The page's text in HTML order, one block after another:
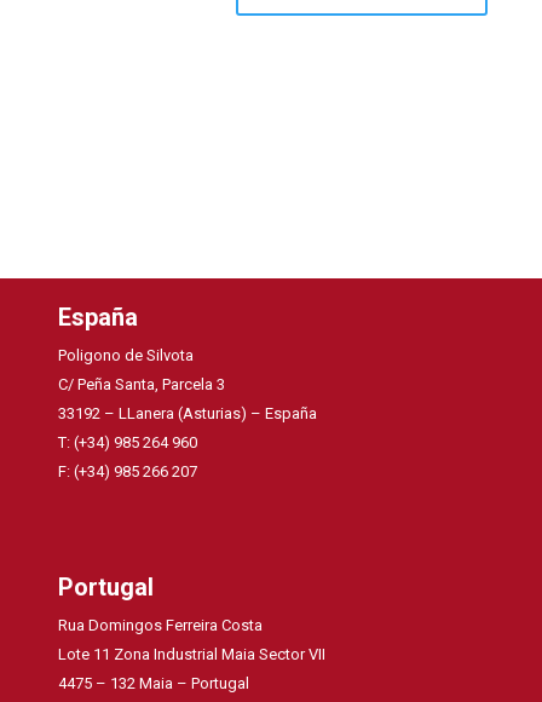
España
Poligono de Silvota
C/ Peña Santa, Parcela 3
33192 – LLanera (Asturias) – España
T: (+34) 985 264 960
F: (+34) 985 266 207
Portugal
Rua Domingos Ferreira Costa
Lote 11 Zona Industrial Maia Sector VII
4475 – 132 Maia – Portugal